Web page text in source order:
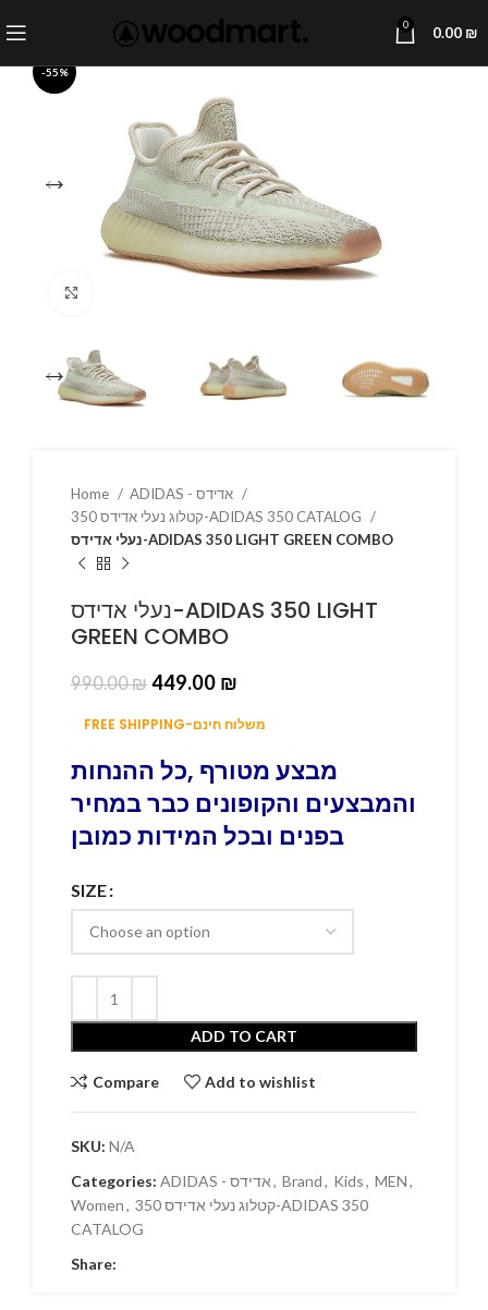
0 0.00 ₪
-55%
Home
קטלוג נעלי אדידס 350-ADIDAS 350 CATALOG
נעלי אדידס-ADIDAS 350 LIGHT GREEN COMBO
נעלי אדידס-ADIDAS 350 LIGHT
GREEN COMBO
990.00₪ 449.00 ₪
FREE SHIPPING-משלוח חינם
מבצע מטורף ,כל ההנחות
והמבצעים והקופונים כבר במחיר
בפנים ובכל המידות כמובן
SIZE
ADD TO CART
Compare Add to wishlist
SKU: N/A
Categories:
ADIDAS - אדידס, Brand, Kids, MEN,
Women, קטלוג נעלי אדידס 350-ADIDAS 350
CATALOG
Share: